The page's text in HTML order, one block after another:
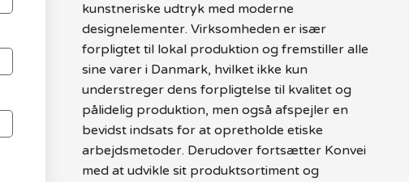
kunstneriske udtryk med moderne
designelementer. Virksomheden er især
forpligtet til lokal produktion og fremstiller alle
sine varer i Danmark, hvilket ikke kun
understreger dens forpligtelse til kvalitet og
pålidelig produktion, men også afspejler en
bevidst indsats for at opretholde etiske
arbejdsmetoder. Derudover fortsætter Konvei
med at udvikle sit produktsortiment og